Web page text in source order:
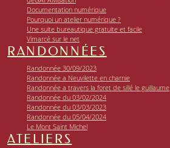
Documentation numérique
Pourquoi un atelier numérique ?
Une suite bureautique gratuite et facile
Vimarcé sur le net
RANDONNÉES
Randonnée 30/09/2023
Randonnée a Neuvilette en charnie
Randonnée a travers la foret de sillé le guillaume
Randonnée du 03/02/2024
Randonnée du 03/03/2023
Randonnée du 05/04/2024
Le Mont Saint Michel
ATELIERS